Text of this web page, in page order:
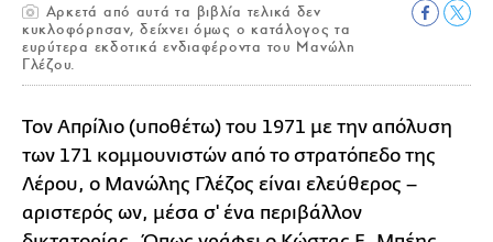
Αρκετά από αυτά τα βιβλία τελικά δεν
κυκλοφόρησαν, δείχνει όμως ο κατάλογος τα
ευρύτερα εκδοτικά ενδιαφέροντα του Μανώλη
Γλέζου.
Τον Απρίλιο (υποθέτω) του 1971 με την απόλυση
των 171 κομμουνιστών από το στρατόπεδο της
Λέρου, ο Μανώλης Γλέζος είναι ελεύθερος –
αριστερός ων, μέσα σ' ένα περιβάλλον